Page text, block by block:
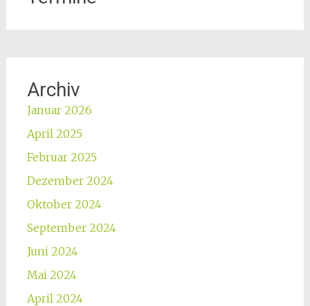
Archiv
Januar 2026
April 2025
Februar 2025
Dezember 2024
Oktober 2024
September 2024
Juni 2024
Mai 2024
April 2024